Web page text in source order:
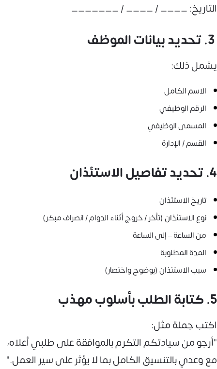
التاريخ: ____ / ____ / _______
يشمل ذلك:
الاسم الكامل
الرقم الوظيفي
المسمى الوظيفي
القسم / الإدارة
4. تحديد تفاصيل الاستئذان
تاريخ الاستئذان
نوع الاستئذان (تأخر / خروج أثناء الدوام / انصراف مبكر)
من الساعة – إلى الساعة
المدة المطلوبة
سبب الاستئذان (بوضوح واختصار)
5. كتابة الطلب بأسلوب مهذب
اكتب جملة مثل:
"أرجو من سيادتكم التكرم بالموافقة على طلبي أعلاه،
مع وعدي بالتنسيق الكامل بما لا يؤثر على سير العمل."